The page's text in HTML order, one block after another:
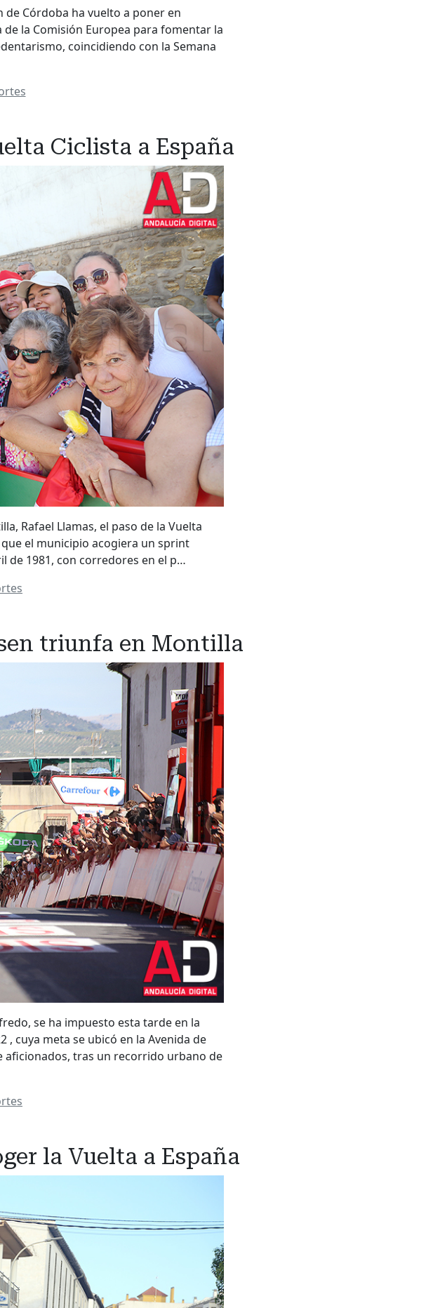
de Córdoba ha vuelto a poner en
la Comisión Europea para fomentar la
coincidiendo con la Semana
Ciclista a España
Rafael Llamas, el paso de la Vuelta
que el municipio acogiera un sprint
de 1981, con corredores en el p…
triunfa en Montilla
se ha impuesto esta tarde en la
, cuya meta se ubicó en la Avenida de
aficionados, tras un recorrido urbano de
la Vuelta a España